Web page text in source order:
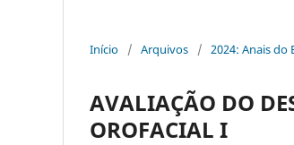
Início / Arquivos / 2024: Anais do
AVALIAÇÃO DO
OROFACIAL I